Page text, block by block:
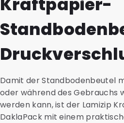
Damit der Standbodenbeutel
oder während des Gebrauchs
werden kann, ist der Lamizip
DaklaPack mit einem